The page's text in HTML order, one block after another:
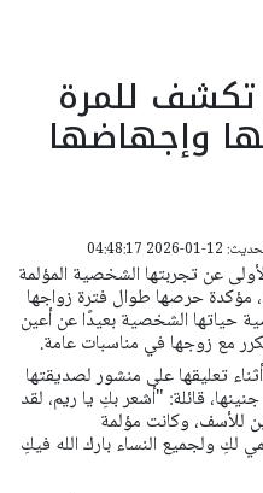
تكشف للمرة
وإجهاضها
2026 04:48:17
عن تجربتها الشخصية المؤلمة
مؤكدة حرصها طوال فترة زواجها
الشخصية بعيدًا عن أعين
مع زوجها في مناسبات عامة.
تعليقها على منشور لصديقتها
قائلة: "أشعر بكِ يا ريم، لقد
للأسف، وكانت مؤلمة
لكِ ولجميع النساء بارك الله فيكِ